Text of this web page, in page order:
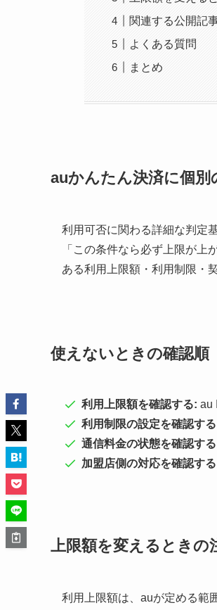
関連する公開記
よくある質問
まとめ
auかんたん決済に個
利用可否に関わる詳細な判定
「この条件なら必ず上限が
ある利用上限額・利用制限・
使えないときの確認順
利用上限額を確認する: au
利用制限の設定を確認す
通信料金の状態を確認す
加盟店側の対応を確認す
上限額を変えるときの
利用上限額は、auが定める範